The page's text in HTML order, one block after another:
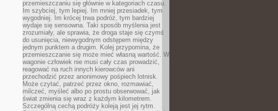
przemieszczaniu się głównie w kategoriach czasu.
Im szybciej, tym lepiej. Im mniej przesiadek, tym
wygodniej. Im krócej trwa podróż, tym bardziej
wydaje się sensowna. Taki sposób myślenia jest
zrozumiały, ale sprawia, że droga staje się czymś
do usunięcia, niewygodnym odstępem między
jednym punktem a drugim. Kolej przypomina, że
przemieszczanie się może mieć własną wartość. W
wagonie człowiek nie musi cały czas prowadzić,
reagować na ruch innych kierowców ani
przechodzić przez anonimowy pośpiech lotnisk.
Może czytać, patrzeć przez okno, rozmawiać,
milczeć, myśleć albo po prostu obserwować, jak
świat zmienia się wraz z każdym kilometrem.
Szczególną cechą podróży koleją jest jej rytm.